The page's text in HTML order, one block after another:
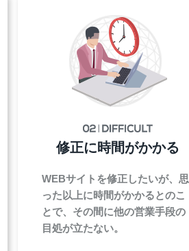
修正に時間がかかる
WEBサイトを修正したいが、思
った以上に時間がかかるとのこ
とで、その間に他の営業手段の
目処が立たない。